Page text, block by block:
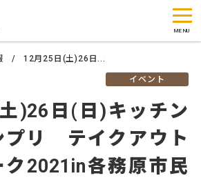
12月25日(土)26日...
イベント
)26日(日)キッチン
プリ テイクアウト
2021in各務原市民